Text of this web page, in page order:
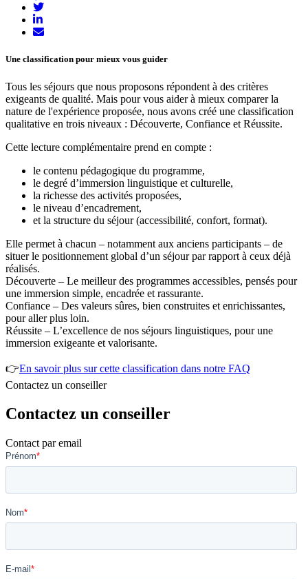
Une classification pour mieux vous guider
Tous les séjours que nous proposons répondent à des critères
exigeants de qualité. Mais pour vous aider à mieux comparer la
nature de l'expérience proposée, nous avons créé une classification
qualitative en trois niveaux : Découverte, Confiance et Réussite.
Cette lecture complémentaire prend en compte :
le contenu pédagogique du programme,
le degré d’immersion linguistique et culturelle,
la richesse des activités proposées,
le niveau d’encadrement,
et la structure du séjour (accessibilité, confort, format).
Elle permet à chacun – notamment aux anciens participants – de
situer le positionnement global d’un séjour par rapport à ceux déjà
réalisés.
Découverte – Le meilleur des programmes accessibles, pensés pour
une immersion simple, encadrée et rassurante.
Confiance – Des valeurs sûres, bien construites et enrichissantes,
pour aller plus loin.
Réussite – L’excellence de nos séjours linguistiques, pour une
immersion exigeante et valorisante.
👉En savoir plus sur cette classification dans notre FAQ
Contactez un conseiller
Contactez un conseiller
Contact par email